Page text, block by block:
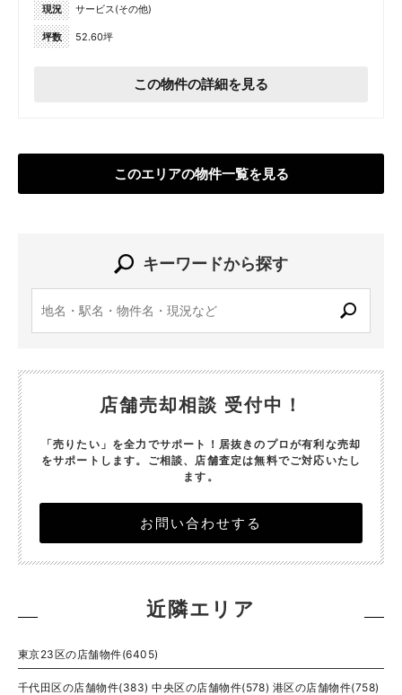
現況 サービス(その他)
坪数 52.60坪
この物件の詳細を見る
このエリアの物件一覧を見る
キーワードから探す
店舗売却相談 受付中！
「売りたい」を全力でサポート！居抜きのプロが有利な売却
をサポートします。 ご相談、店舗査定は無料でご対応いたし
ます。
お問い合わせする
近隣エリア
東京23区の店舗物件(6405)
千代田区の店舗物件(383) 中央区の店舗物件(578) 港区の店舗物件(758)